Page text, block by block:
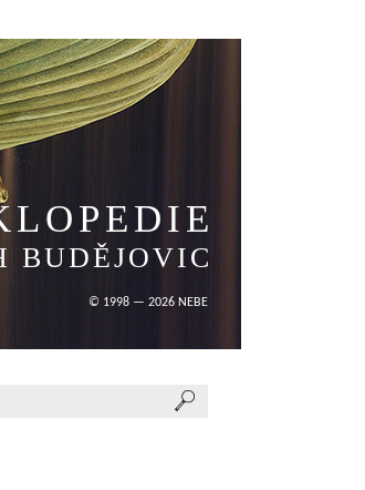
BUDĚJOVIC
© 1998 — 2026 NEBE